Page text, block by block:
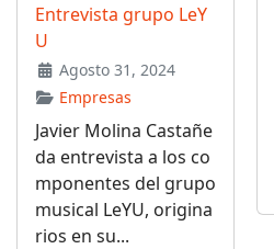
Entrevista grupo LeY
U
Agosto 31, 2024
Empresas
Javier Molina Castañe
da entrevista a los co
mponentes del grupo
musical LeYU, origina
rios en su...